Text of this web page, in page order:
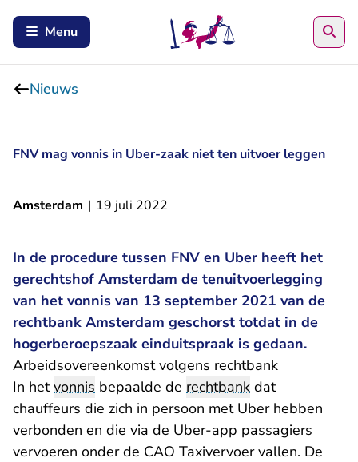
Menu
Nieuws
FNV mag vonnis in Uber-zaak niet ten uitvoer leggen
Amsterdam | 19 juli 2022
In de procedure tussen FNV en Uber heeft het
gerechtshof Amsterdam de tenuitvoerlegging
van het vonnis van 13 september 2021 van de
rechtbank Amsterdam geschorst totdat in de
hogerberoepszaak einduitspraak is gedaan.
Arbeidsovereenkomst volgens rechtbank
In hetvonnis bepaalde de rechtbank dat
chauffeurs die zich in persoon met Uber hebben
verbonden en die via de Uber-app passagiers
vervoeren onder de CAO Taxivervoer vallen. De